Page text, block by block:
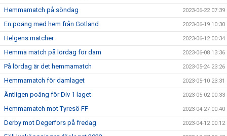
Hemmamatch på söndag 2023-06-22 07:39
En poäng med hem från Gotland 2023-06-19 10:30
Helgens matcher 2023-06-12 00:34
Hemma match på lördag för dam 2023-06-08 13:36
På lördag är det hemmamatch 2023-05-24 23:26
Hemmamatch för damlaget 2023-05-10 23:31
Äntligen poäng för Div 1 laget 2023-05-02 00:33
Hemmamatch mot Tyresö FF 2023-04-27 00:40
Derby mot Degerfors på fredag 2023-04-12 00:12